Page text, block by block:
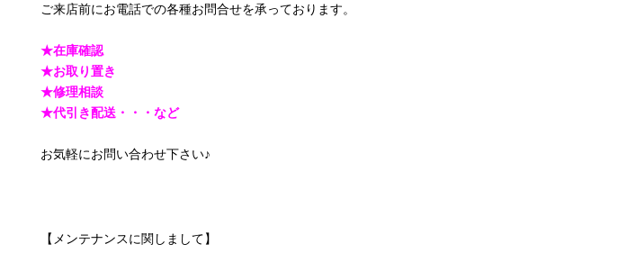
ご来店前にお電話での各種お問合せを承っております。
★在庫確認
★お取り置き
★修理相談
★代引き配送・・・など
お気軽にお問い合わせ下さい♪
【メンテナンスに関しまして】